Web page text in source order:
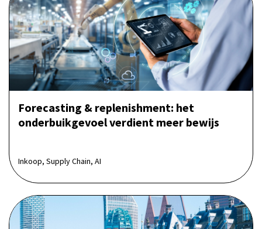
Forecasting & replenishment: het
onderbuikgevoel verdient meer bewijs
Inkoop, Supply Chain, AI